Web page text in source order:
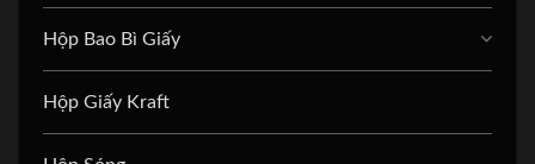
Hộp Bao Bì Giấy
Hộp Giấy Kraft